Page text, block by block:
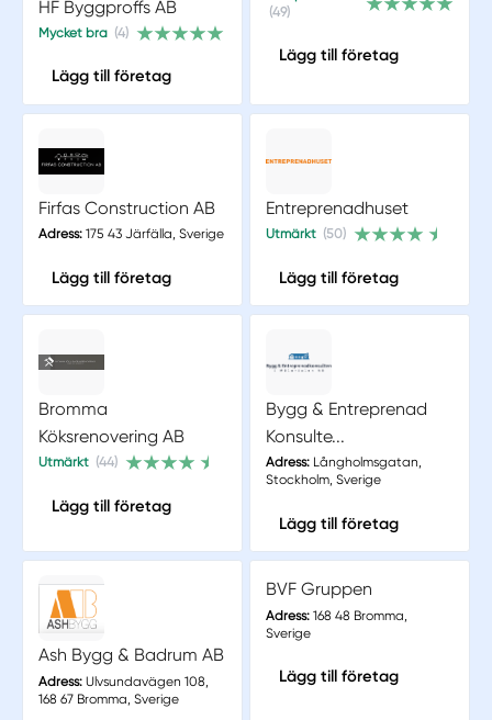
HF Byggproffs AB
Mycket bra (4)
Lägg till företag
(49)
Lägg till företag
Firfas Construction AB
Adress:175 43 Järfälla, Sverige
Lägg till företag
Entreprenadhuset
Utmärkt (50)
Lägg till företag
Bromma
Köksrenovering AB
Utmärkt (44)
Lägg till företag
Bygg & Entreprenad
Konsulte...
Adress:Långholmsgatan,
Stockholm, Sverige
Lägg till företag
Ash Bygg & Badrum AB
Adress:Ulvsundavägen 108,
168 67 Bromma, Sverige
BVF Gruppen
Adress:168 48 Bromma,
Sverige
Lägg till företag